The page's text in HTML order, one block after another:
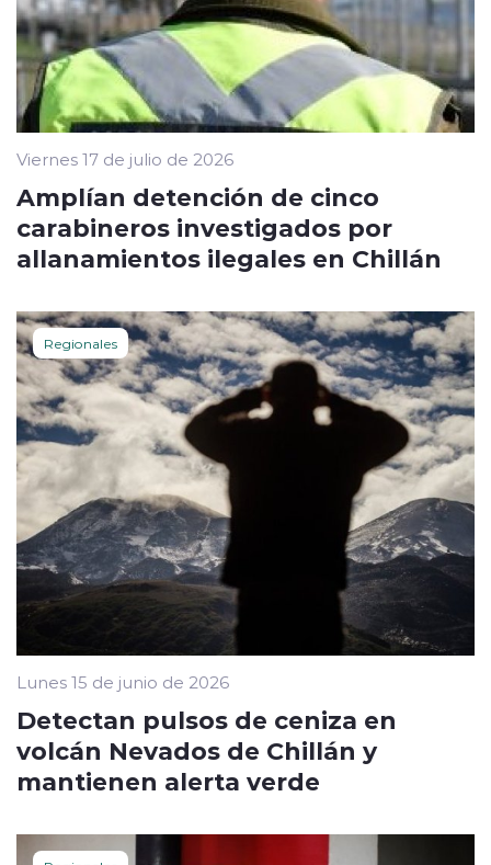
Viernes 17 de julio de 2026
Amplían detención de cinco
carabineros investigados por
allanamientos ilegales en Chillán
Regionales
Lunes 15 de junio de 2026
Detectan pulsos de ceniza en
volcán Nevados de Chillán y
mantienen alerta verde